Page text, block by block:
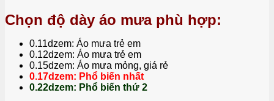
Chọn độ dày áo mưa phù hợp:
0.11dzem: Áo mưa trẻ em
0.12dzem: Áo mưa trẻ em
0.15dzem: Áo mưa mỏng, giá rẻ
0.17dzem: Phổ biến nhất
0.22dzem: Phổ biến thứ 2